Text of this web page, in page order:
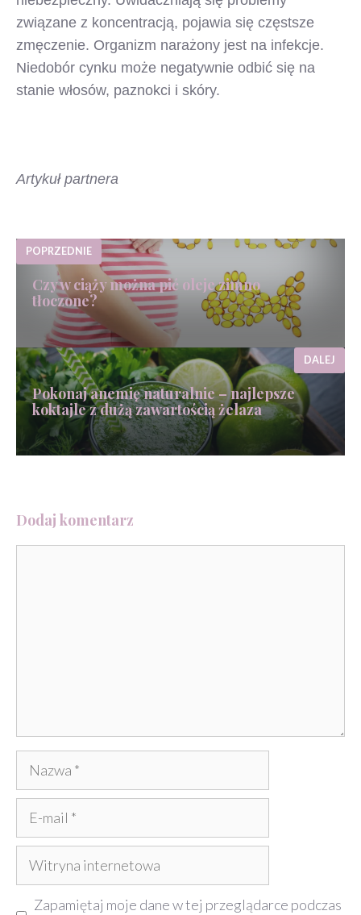
związane z koncentracją, pojawia się częstsze
zmęczenie. Organizm narażony jest na infekcje.
Niedobór cynku może negatywnie odbić się na
stanie włosów, paznokci i skóry.
Artykuł partnera
POPRZEDNIE
Czy w ciąży można pić oleje zimno
tłoczone?
Pokonaj anemię naturalnie – najlepsze
koktajle z dużą zawartością żelaza
DALEJ
Dodaj komentarz
Nazwa
Witryna
internetowa
Zapamiętaj moje dane w tej przeglądarce podczas